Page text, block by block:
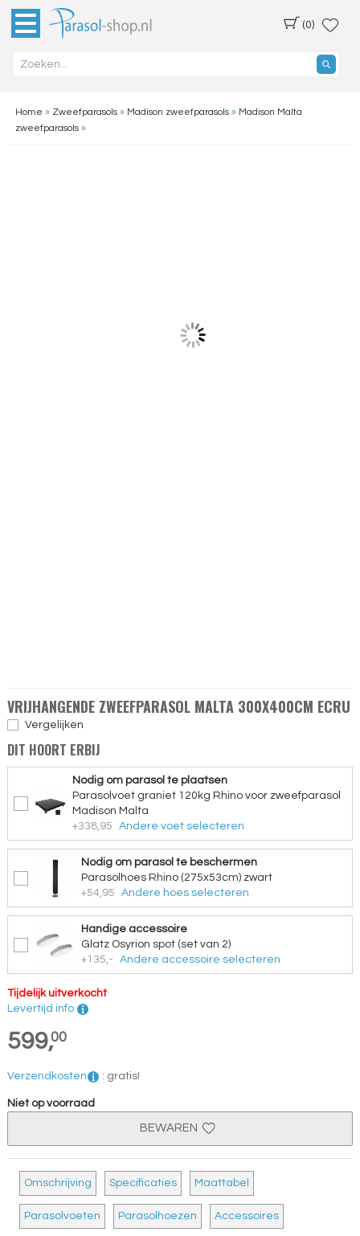
(0)
Home » Zweefparasols» Madison zweefparasols» Madison Malta
zweefparasols»
VRIJHANGENDE ZWEEFPARASOL MALTA 300X400CM ECRU
Vergelijken
DIT HOORT ERBIJ
Nodig om parasol te plaatsen
Parasolvoet graniet 120kg Rhino voor zweefparasol
Madison Malta
+338,95
Andere voet selecteren
Nodig om parasol te beschermen
Parasolhoes Rhino (275x53cm) zwart
+54,95
Andere hoes selecteren
Handige accessoire
Glatz Osyrion spot (set van 2)
+135,-
Andere accessoire selecteren
Tijdelijk uitverkocht
Levertijd info
599,00
Verzendkosten : gratis!
Niet op voorraad
BEWAREN
Omschrijving Specificaties Maattabel
Parasolvoeten Parasolhoezen Accessoires